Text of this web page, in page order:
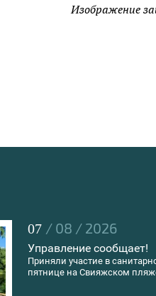
Изображение
07 / 08 / 2026
Управление сообщает!
Приняли участие в
пятнице на Свияжском